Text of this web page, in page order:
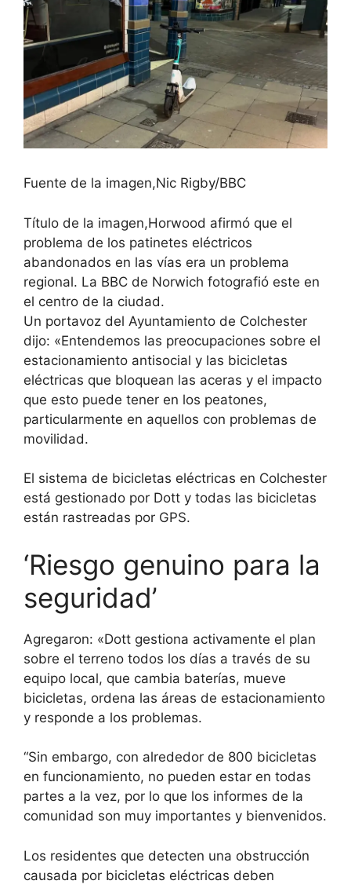
Fuente de la imagen,Nic Rigby/BBC
Título de la imagen,Horwood afirmó que el
problema de los patinetes eléctricos
abandonados en las vías era un problema
regional. La BBC de Norwich fotografió este en
el centro de la ciudad.
Un portavoz del Ayuntamiento de Colchester
dijo: «Entendemos las preocupaciones sobre el
estacionamiento antisocial y las bicicletas
eléctricas que bloquean las aceras y el impacto
que esto puede tener en los peatones,
particularmente en aquellos con problemas de
movilidad.
El sistema de bicicletas eléctricas en Colchester
está gestionado por Dott y todas las bicicletas
están rastreadas por GPS.
‘Riesgo genuino para la
seguridad’
Agregaron: «Dott gestiona activamente el plan
sobre el terreno todos los días a través de su
equipo local, que cambia baterías, mueve
bicicletas, ordena las áreas de estacionamiento
y responde a los problemas.
“Sin embargo, con alrededor de 800 bicicletas
en funcionamiento, no pueden estar en todas
partes a la vez, por lo que los informes de la
comunidad son muy importantes y bienvenidos.
Los residentes que detecten una obstrucción
causada por bicicletas eléctricas deben